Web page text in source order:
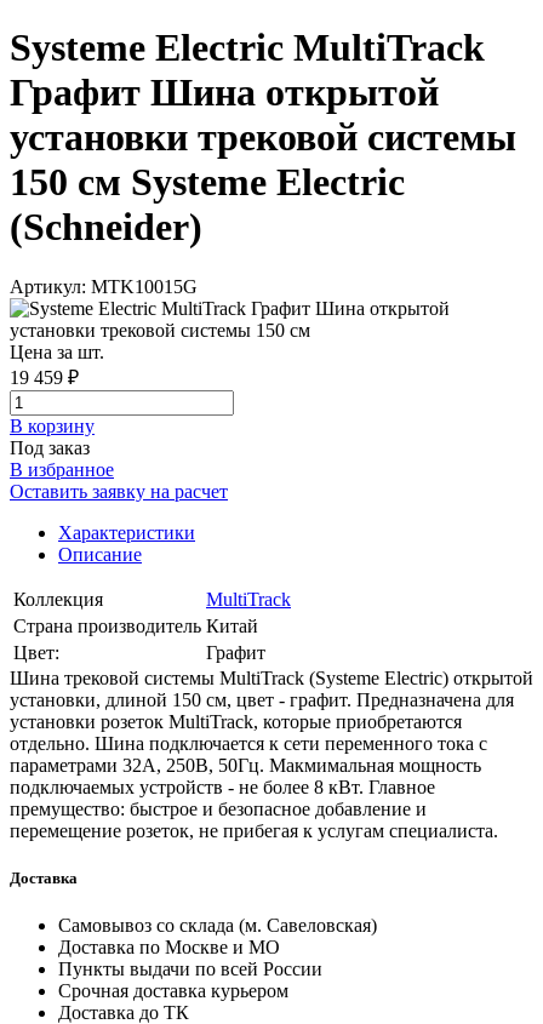
Systeme Electric MultiTrack
Графит Шина открытой
установки трековой системы
150 см Systeme Electric
(Schneider)
Артикул: MTK10015G
Цена за шт.
19 459 ₽
В корзинy
Под заказ
В избранное
Оставить заявку на расчет
Характеристики
Описание
Коллекция
MultiTrack
Страна производитель Китай
Цвет:
Графит
Шина трековой системы MultiTrack (Systeme Electric) открытой
установки, длиной 150 см, цвет - графит. Предназначена для
установки розеток MultiTrack, которые приобретаются
отдельно. Шина подключается к сети переменного тока с
параметрами 32А, 250В, 50Гц. Макмимальная мощность
подключаемых устройств - не более 8 кВт. Главное
премущество: быстрое и безопасное добавление и
перемещение розеток, не прибегая к услугам специалиста.
Доставка
Самовывоз со склада (м. Савеловская)
Доставка по Москве и МО
Пункты выдачи по всей России
Срочная доставка курьером
Доставка до ТК